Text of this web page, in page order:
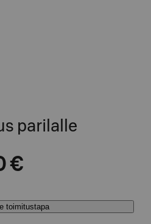
parilalle
€
toimitustapa